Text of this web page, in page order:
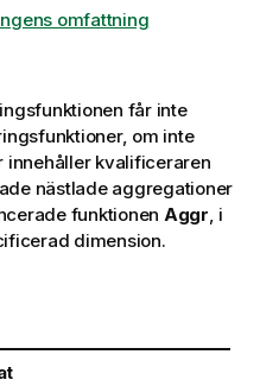
omfattning
får inte
om inte
innehåller kvalificeraren
nästlade aggregationer
funktionen Aggr, i
dimension.